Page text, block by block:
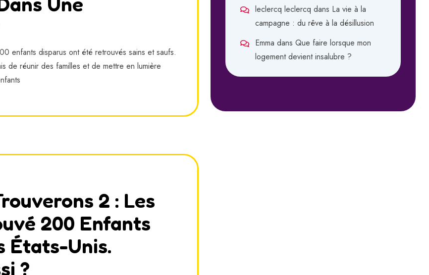
enfants disparus ont été retrouvés sains et saufs.
de réunir des familles et de mettre en lumière
2 : Les
200 Enfants
États-Unis.
?
leclercq leclercq dans La vie à la
campagne : du rêve à la désillusion
Emma dans Que faire lorsque mon
logement devient insalubre ?